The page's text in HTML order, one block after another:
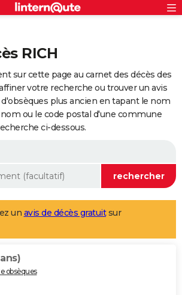
RICH
sur cette page au carnet des décès des
votre recherche ou trouver un avis
d'obsèques plus ancien en tapant le nom
ou le code postal d'une commune
ci-dessous.
un avis de décès gratuitsur
obsèques